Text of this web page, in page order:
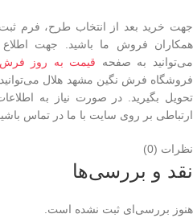
جهت خرید بعد از انتخاب طرح، فرم
همکاران فروش ما باشید. جهت
می‌توانید به صفحه قیمت به روز فرش
فروشگاه فرش نگین مشهد هلال
تحویل بگیرید. در صورت نیاز به
ارتباطی بر روی سایت با ما در تماس
نظرات (0)
نقد و بررسی‌ها
هنوز بررسی‌ای ثبت نشده است.